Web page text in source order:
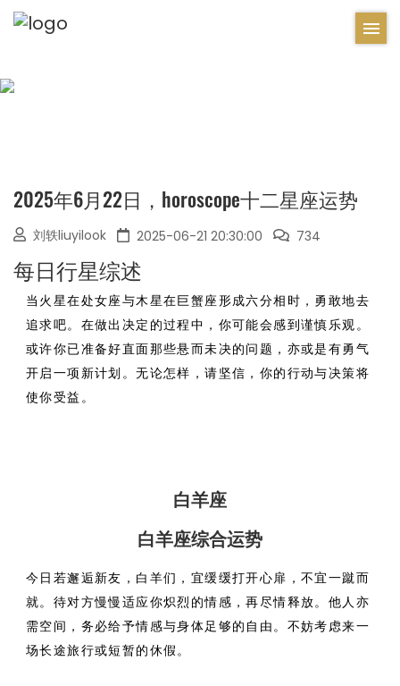
2025年6月22日，horoscope十二星座运势
刘轶liuyilook 2025-06-21 20:30:00 734
每日行星综述
当火星在处女座与木星在巨蟹座形成六分相时，勇敢地去
追求吧。在做出决定的过程中，你可能会感到谨慎乐观。
或许你已准备好直面那些悬而未决的问题，亦或是有勇气
开启一项新计划。无论怎样，请坚信，你的行动与决策将
使你受益。
白羊座
白羊座综合运势
今日若邂逅新友，白羊们，宜缓缓打开心扉，不宜一蹴而
就。待对方慢慢适应你炽烈的情感，再尽情释放。他人亦
需空间，务必给予情感与身体足够的自由。不妨考虑来一
场长途旅行或短暂的休假。